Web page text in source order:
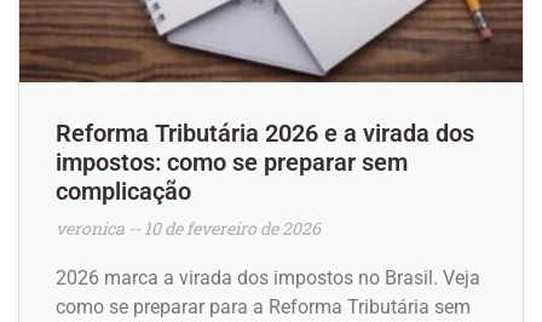
Reforma Tributária 2026 e a virada dos
impostos: como se preparar sem
complicação
veronica 10 de fevereiro de 2026
2026 marca a virada dos impostos no Brasil. Veja
como se preparar para a Reforma Tributária sem